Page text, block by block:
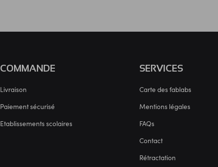
COMMANDE
Livraison
Paiement sécurisé
Etablissements scolaires
SERVICES
Carte des fablabs
Mentions légales
FAQs
Contact
Rétractation